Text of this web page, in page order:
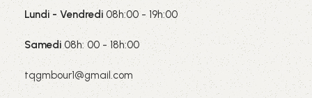
Lundi - Vendredi 08h:00 - 19h:00
Samedi08h: 00 - 18h:00
tqgmbour1@gmail.com